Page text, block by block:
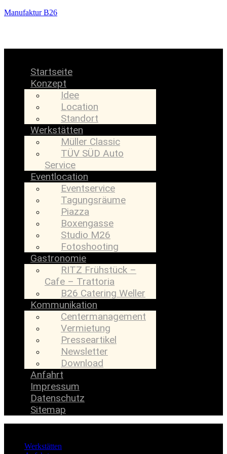
Manufaktur B26
Startseite
Konzept
Idee
Location
Standort
Werkstätten
Müller Classic
TÜV SÜD Auto
Service
Eventlocation
Eventservice
Tagungsräume
Piazza
Boxengasse
Studio M26
Fotoshooting
Gastronomie
RITZ Frühstück –
Cafe – Trattoria
B26 Catering Weller
Kommunikation
Centermanagement
Vermietung
Presseartikel
Newsletter
Download
Anfahrt
Impressum
Datenschutz
Sitemap
Werkstätten